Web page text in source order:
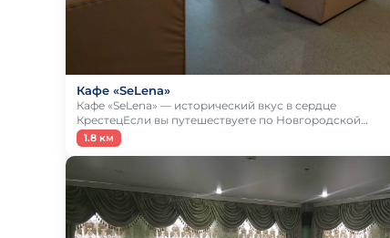
Кафе «SeLena»
Кафе «SeLena» — исторический вкус в сердце
КрестецЕсли вы путешествуете по Новгородской…
1.8 км